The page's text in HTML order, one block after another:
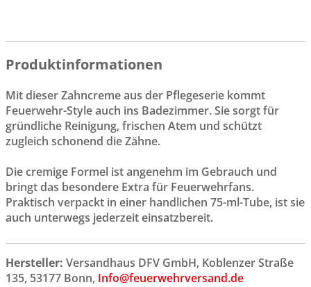
Produktinformationen
Mit dieser Zahncreme aus der Pflegeserie kommt
Feuerwehr-Style auch ins Badezimmer. Sie sorgt für
gründliche Reinigung, frischen Atem und schützt
zugleich schonend die Zähne.
Die cremige Formel ist angenehm im Gebrauch und
bringt das besondere Extra für Feuerwehrfans.
Praktisch verpackt in einer handlichen 75-ml-Tube, ist sie
auch unterwegs jederzeit einsatzbereit.
Hersteller: Versandhaus DFV GmbH, Koblenzer Straße
135, 53177 Bonn, Info@feuerwehrversand.de